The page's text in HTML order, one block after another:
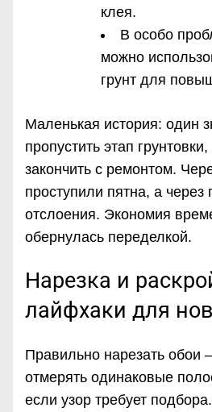
клея.
В особо
можно
грунт для
Маленькая история: один
пропустить этап
закончить с ремонтом.
проступили пятна, а
отслоения. Экономия
обернулась переделкой.
Нарезка и
лайфхаки для
Правильно нарезать обои
отмерять одинаковые
если узор требует